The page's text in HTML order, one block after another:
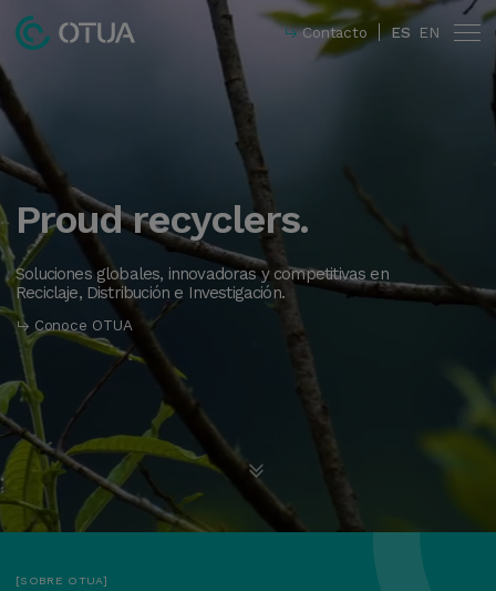
Innovación
Responsabilidad social corporativa
Contacto ES EN
Proudrecyclers.
Soluciones globales, innovadoras y competitivas en
Reciclaje, Distribución e Investigación.
Conoce OTUA
SOBRE OTUA